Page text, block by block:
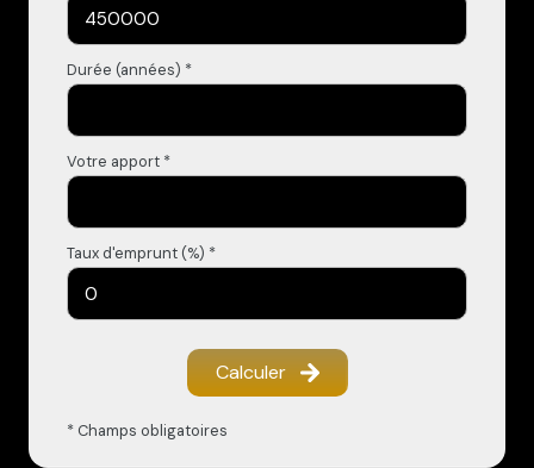
Durée (années) *
Votre apport *
Taux d'emprunt (%) *
Calculer
* Champs obligatoires